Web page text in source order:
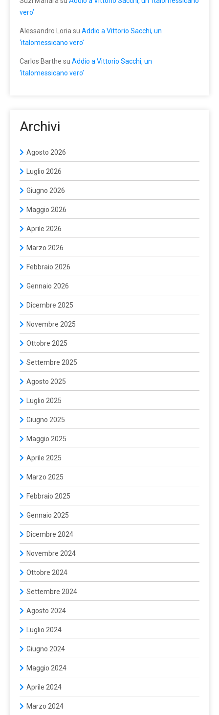
vero’
Alessandro Loria su Addio a Vittorio Sacchi, un
‘italomessicano vero’
Carlos Barthe su Addio a Vittorio Sacchi, un
‘italomessicano vero’
Archivi
Agosto 2026
Luglio 2026
Giugno 2026
Maggio 2026
Aprile 2026
Marzo 2026
Febbraio 2026
Gennaio 2026
Dicembre 2025
Novembre 2025
Ottobre 2025
Settembre 2025
Agosto 2025
Luglio 2025
Giugno 2025
Maggio 2025
Aprile 2025
Marzo 2025
Febbraio 2025
Gennaio 2025
Dicembre 2024
Novembre 2024
Ottobre 2024
Settembre 2024
Agosto 2024
Luglio 2024
Giugno 2024
Maggio 2024
Aprile 2024
Marzo 2024